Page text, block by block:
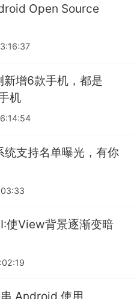
Open Source
增6款手机，都是
机
支持名单曝光，有你
使View背景逐渐变暗